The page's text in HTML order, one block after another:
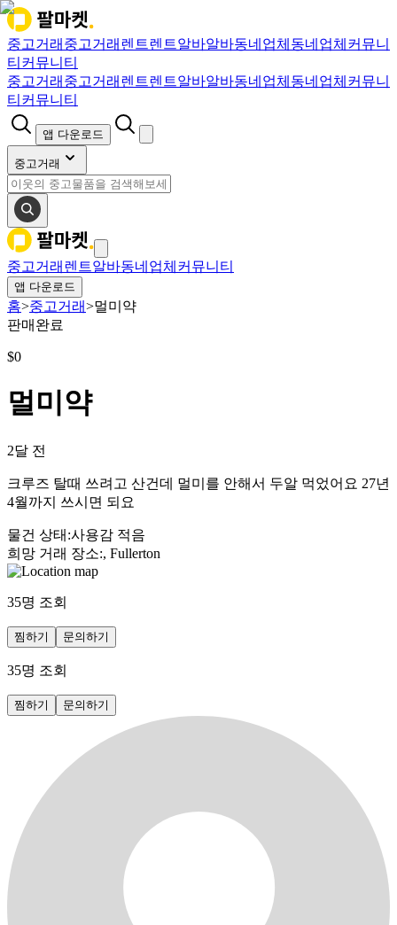
중고거래 중고거래 렌트렌트알바알바동네업체 동네업체 커뮤니
티 커뮤니티
중고거래 중고거래 렌트렌트알바알바동네업체 동네업체 커뮤니
티 커뮤니티
앱 다운로드
중고거래
중고거래 렌트알바동네업체 커뮤니티
앱 다운로드
홈>중고거래>멀미약
판매완료
$0
멀미약
2달 전
크루즈 탈때 쓰려고 산건데 멀미를 안해서 두알 먹었어요 27년
4월까지 쓰시면 되요
물건 상태 :사용감 적음
희망 거래 장소:, Fullerton
35명 조회
찜하기 문의하기
35명 조회
찜하기 문의하기